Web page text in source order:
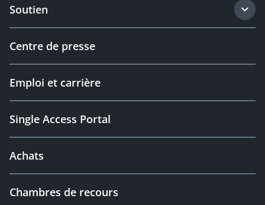
Soutien
Centre de presse
Emploi et carrière
Single Access Portal
Achats
Chambres de recours